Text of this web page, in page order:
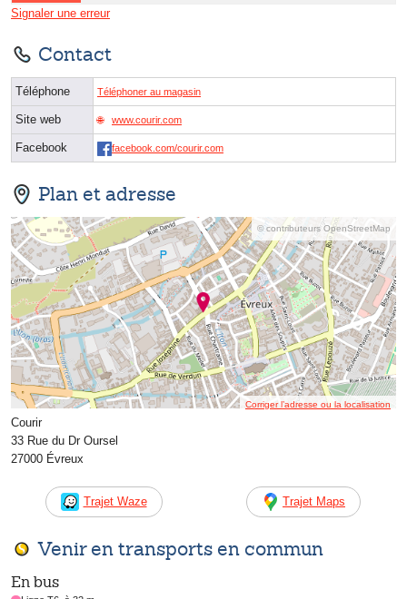
Signaler une erreur
Contact
Téléphone Téléphoner au magasin
Site web www.courir.com
Facebook facebook.com/courir.com
Plan et adresse
© contributeurs OpenStreetMap
Corriger l’adresse ou la localisation
Courir
33 Rue du Dr Oursel
27000 Évreux
Trajet Waze Trajet Maps
Venir en transports en commun
En bus